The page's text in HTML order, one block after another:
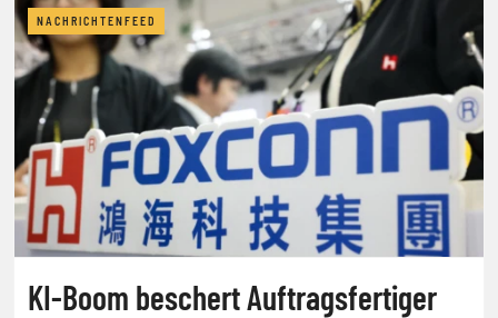
NACHRICHTENFEED
KI-Boom beschert Auftragsfertiger